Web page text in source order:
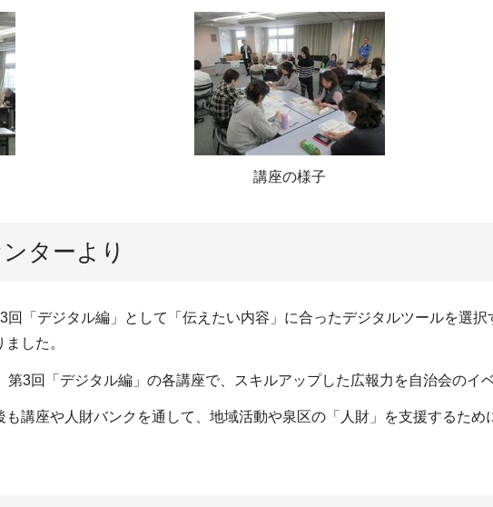
講座の様子
ターより
「デジタル編」として「伝えたい内容」に合ったデジタルツールを選
りました。
3回「デジタル編」の各講座で、スキルアップした広報力を自治会のイ
講座や人財バンクを通して、地域活動や泉区の「人財」を支援するた